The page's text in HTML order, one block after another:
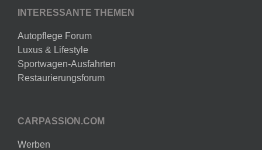
INTERESSANTE THEMEN
Autopflege Forum
Luxus & Lifestyle
Sportwagen-Ausfahrten
Restaurierungsforum
CARPASSION.COM
Werben